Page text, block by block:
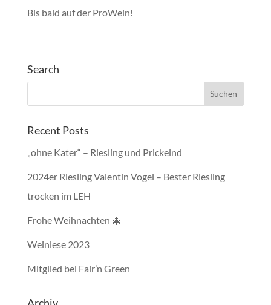
Bis bald auf der ProWein!
Search
Recent Posts
„ohne Kater“ – Riesling und Prickelnd
2024er Riesling Valentin Vogel – Bester Riesling
trocken im LEH
Frohe Weihnachten 🎄
Weinlese 2023
Mitglied bei Fair’n Green